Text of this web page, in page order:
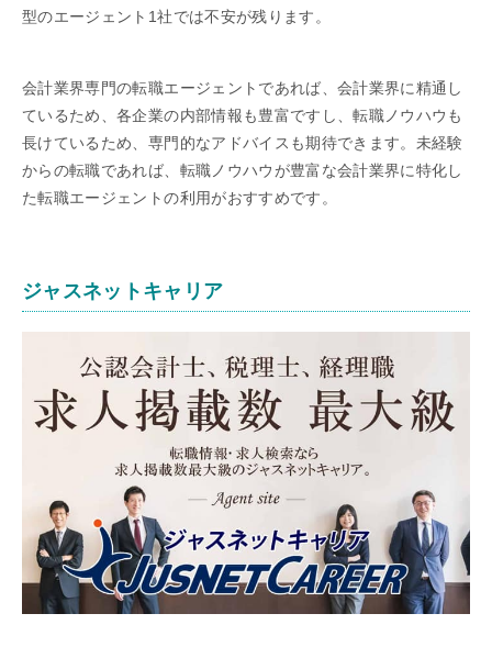
型のエージェント1社では不安が残ります。
会計業界専門の転職エージェントであれば、会計業界に精通し
ているため、各企業の内部情報も豊富ですし、転職ノウハウも
長けているため、専門的なアドバイスも期待できます。未経験
からの転職であれば、転職ノウハウが豊富な会計業界に特化し
た転職エージェントの利用がおすすめです。
ジャスネットキャリア